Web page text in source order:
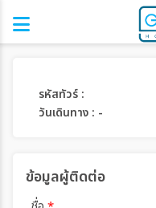
รหัสทัวร์ :
วันเดินทาง : -
ข้อมูลผู้ติดต่อ